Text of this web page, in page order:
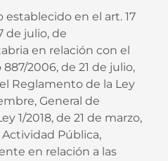
en el art. 17
de julio, de
en relación con el
2006, de 21 de julio,
Reglamento de la Ley
General de
1/2018, de 21 de marzo,
Pública,
en relación a las